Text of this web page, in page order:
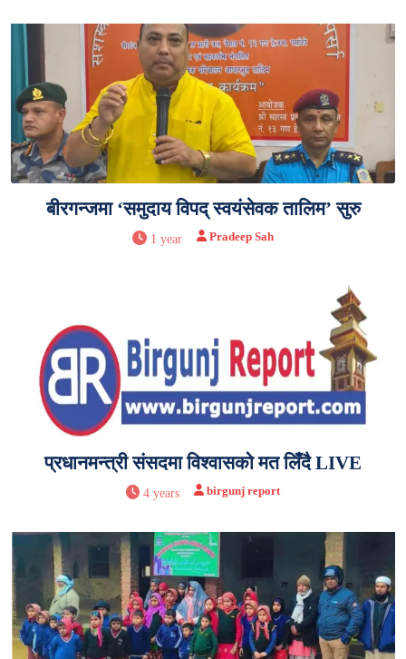
बीरगन्जमा ‘समुदाय विपद् स्वयंसेवक तालिम’ सुरु
1 year Pradeep Sah
प्रधानमन्त्री संसदमा विश्वासको मत लिँदै LIVE
4 years birgunj report